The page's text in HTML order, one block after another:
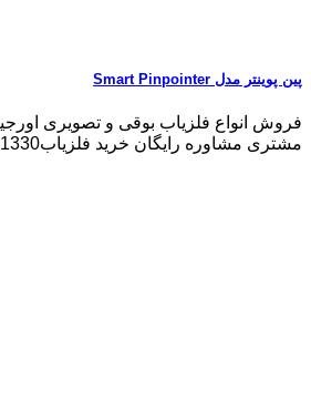
پین پوینتر مدل Smart Pinpointer
فروش انواع فلزیاب بوقی و تصویری
مشتری مشاوره رایگان خرید فلزیاب09102191330